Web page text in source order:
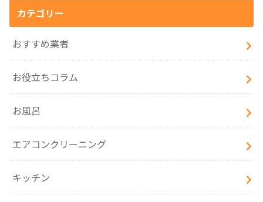
カテゴリー
おすすめ業者
お役立ちコラム
お風呂
エアコンクリーニング
キッチン